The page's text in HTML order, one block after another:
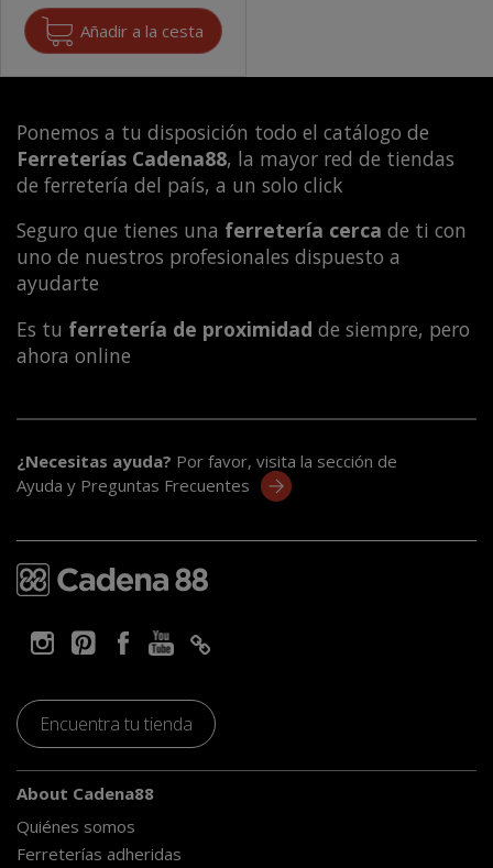
Ponemos a tu disposición todo el catálogo de
Ferreterías Cadena88, la mayor red de tiendas
de ferretería del país, a un solo click
Seguro que tienes una ferretería cerca de ti con
uno de nuestros profesionales dispuesto a
ayudarte
Es tu ferretería de proximidad de siempre, pero
ahora online
¿Necesitas ayuda? Por favor, visita la sección de
Ayuda y Preguntas Frecuentes
Encuentra tu tienda
About Cadena88
Quiénes somos
Ferreterías adheridas